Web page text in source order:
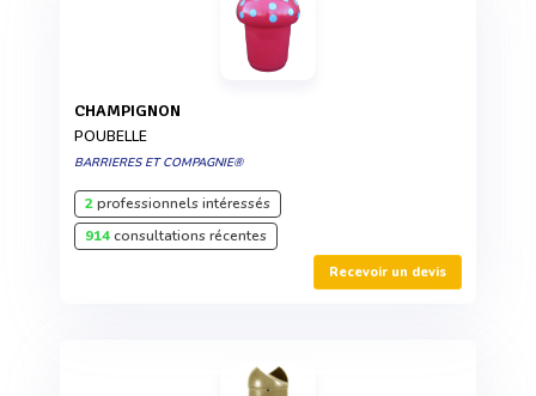
CHAMPIGNON
POUBELLE
BARRIERES ET COMPAGNIE®
2professionnels intéressés
914consultations récentes
Recevoir un devis